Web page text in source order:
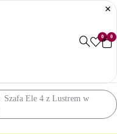
0 0
Szafa Ele 4 z Lustrem w